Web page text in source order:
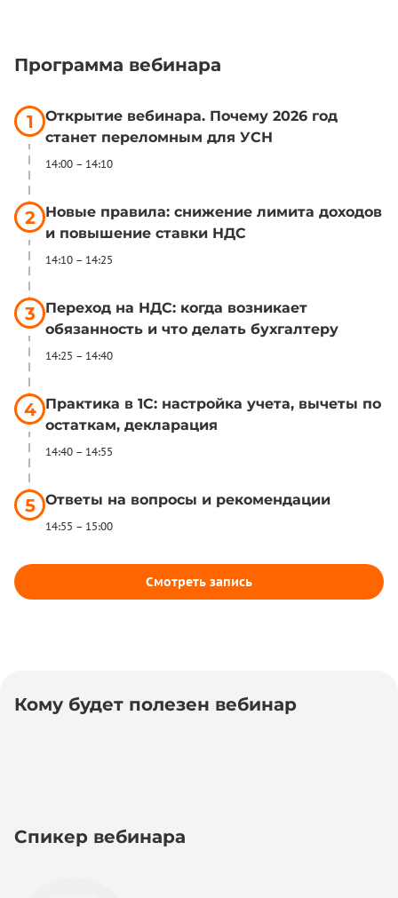
Программа вебинара
1
Открытие вебинара. Почему 2026 год
станет переломным для УСН
14:00 – 14:10
2
Новые правила: снижение лимита доходов
и повышение ставки НДС
14:10 – 14:25
3
Переход на НДС: когда возникает
обязанность и что делать бухгалтеру
14:25 – 14:40
4
Практика в 1С: настройка учета, вычеты по
остаткам, декларация
14:40 – 14:55
5 Ответы на вопросы и рекомендации
14:55 – 15:00
Смотреть запись
Кому будет полезен вебинар
Доходы приближаются к 20 млн рублей.
Спикер вебинара